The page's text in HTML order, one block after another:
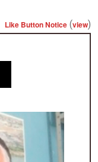
Like Button Notice (view)